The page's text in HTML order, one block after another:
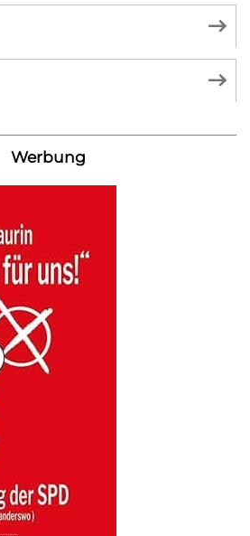
Werbung